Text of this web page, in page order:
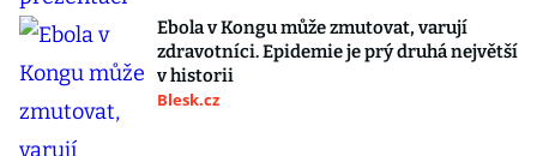
Ebola v Kongu může zmutovat, varují
zdravotníci. Epidemie je prý druhá největší
v historii
Blesk.cz